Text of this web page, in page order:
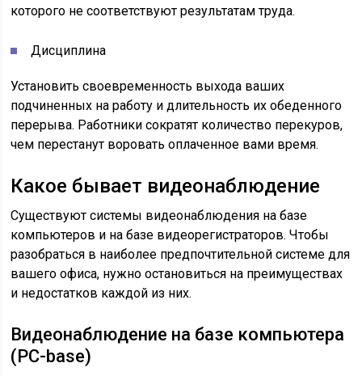
которого не соответствуют результатам труда.
Дисциплина
Установить своевременность выхода ваших
подчиненных на работу и длительность их обеденного
перерыва. Работники сократят количество перекуров,
чем перестанут воровать оплаченное вами время.
Какое бывает видеонаблюдение
Существуют системы видеонаблюдения на базе
компьютеров и на базе видеорегистраторов. Чтобы
разобраться в наиболее предпочтительной системе для
вашего офиса, нужно остановиться на преимуществах
и недостатков каждой из них.
Видеонаблюдение на базе компьютера
(PC-base)